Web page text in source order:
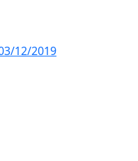
12/2019